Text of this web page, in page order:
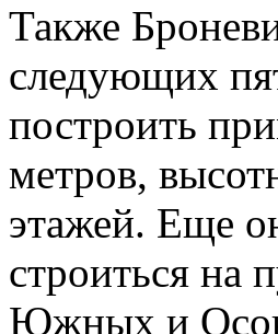
Также
следующих
построить
метров,
этажей. Еще
строиться на
Южных и